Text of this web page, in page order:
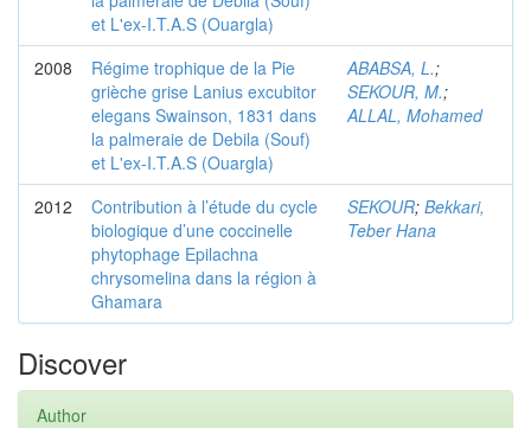
et L'ex-I.T.A.S (Ouargla)
2008
Régime trophique de la Pie
grièche grise Lanius excubitor
elegans Swainson, 1831 dans
la palmeraie de Debila (Souf)
et L'ex-I.T.A.S (Ouargla)
ABABSA, L.;
SEKOUR, M.;
ALLAL, Mohamed
2012
Contribution à l’étude du cycle
biologique d’une coccinelle
phytophage Epilachna
chrysomelina dans la région à
Ghamara
SEKOUR; Bekkari,
Teber Hana
Discover
Author